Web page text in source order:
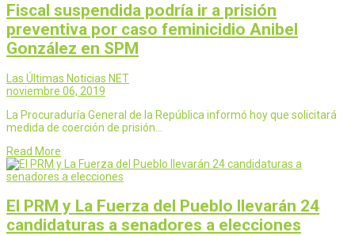
Fiscal suspendida podría ir a prisión
preventiva por caso feminicidio Anibel
González en SPM
Las Últimas Noticias NET
noviembre 06, 2019
La Procuraduría General de la República informó hoy que solicitará
medida de coerción de prisión…
Read More
El PRM y La Fuerza del Pueblo llevarán 24
candidaturas a senadores a elecciones